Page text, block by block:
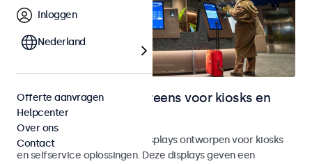
Monitoren en touchscreens voor kiosks en
selfservice
Monitoren en touchscreen displays ontworpen voor kiosks
en selfservice oplossingen. Deze displays geven een
Inloggen
Nederland
Offerte aanvragen
Helpcenter
Over ons
Contact